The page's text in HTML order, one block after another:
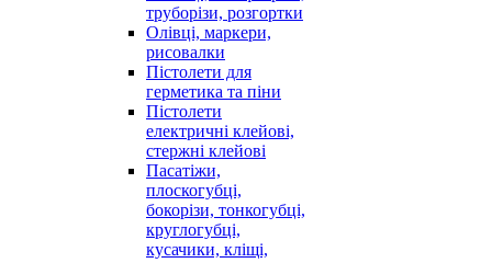
труборізи, розгортки
Олівці, маркери,
рисовалки
Пістолети для
герметика та піни
Пістолети
електричні клейові,
стержні клейові
Пасатіжи,
плоскогубці,
бокорізи, тонкогубці,
круглогубці,
кусачики, кліщі,